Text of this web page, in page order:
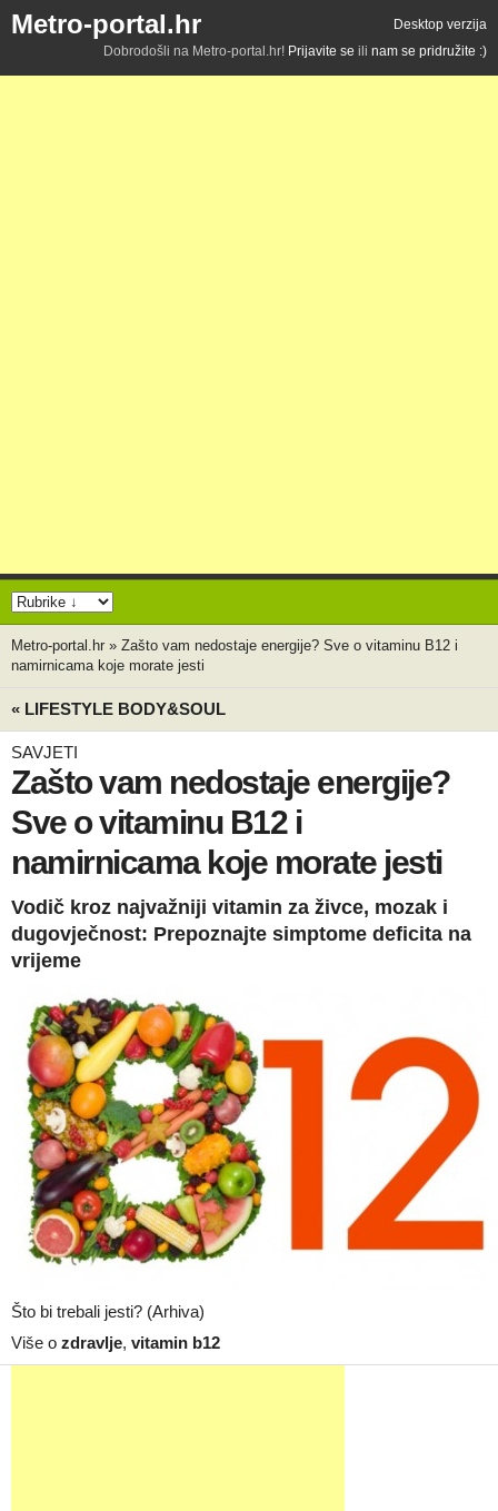
Metro-portal.hr
Desktop verzija
Dobrodošli na Metro-portal.hr! Prijavite se ili nam se pridružite :)
Metro-portal.hr » Zašto vam nedostaje energije? Sve o vitaminu B12 i
namirnicama koje morate jesti
« LIFESTYLE BODY&SOUL
SAVJETI
Zašto vam nedostaje energije?
Sve o vitaminu B12 i
namirnicama koje morate jesti
Vodič kroz najvažniji vitamin za živce, mozak i
dugovječnost: Prepoznajte simptome deficita na
vrijeme
Što bi trebali jesti? (Arhiva)
Više o zdravlje, vitamin b12